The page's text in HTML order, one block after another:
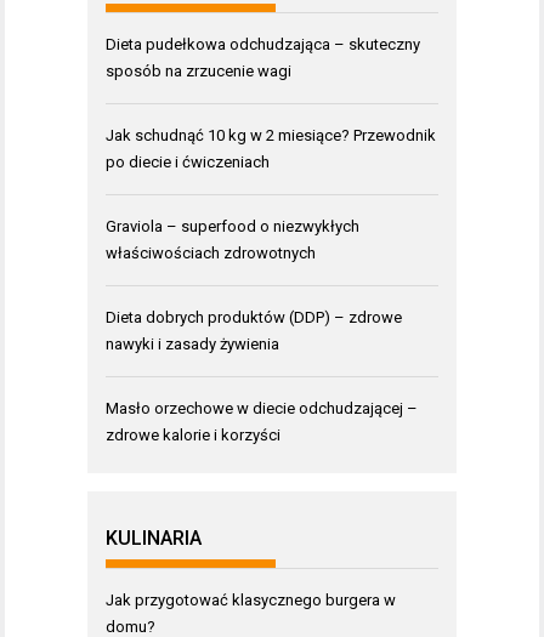
Dieta pudełkowa odchudzająca – skuteczny
sposób na zrzucenie wagi
Jak schudnąć 10 kg w 2 miesiące? Przewodnik
po diecie i ćwiczeniach
Graviola – superfood o niezwykłych
właściwościach zdrowotnych
Dieta dobrych produktów (DDP) – zdrowe
nawyki i zasady żywienia
Masło orzechowe w diecie odchudzającej –
zdrowe kalorie i korzyści
KULINARIA
Jak przygotować klasycznego burgera w
domu?